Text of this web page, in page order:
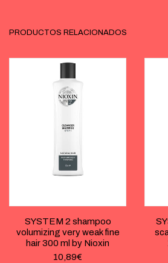
PRODUCTOS RELACIONADOS
SYSTEM 2 shampoo
volumizing very weak fine
hair 300 ml by Nioxin
10,89€